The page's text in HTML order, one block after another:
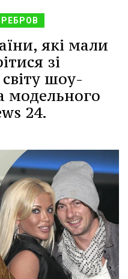
РЕБРОВ
які мали
зі
шоу-
модельного
24.